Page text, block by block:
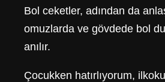
Bol ceketler, adından da
omuzlarda ve gövdede bol
anılır.
Çocukken hatırlıyorum,